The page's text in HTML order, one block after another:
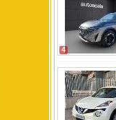
4